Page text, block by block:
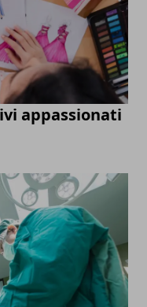
appassionati